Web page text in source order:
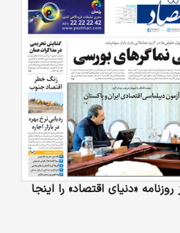
«دنیای‌ اقتصاد» را اینجا